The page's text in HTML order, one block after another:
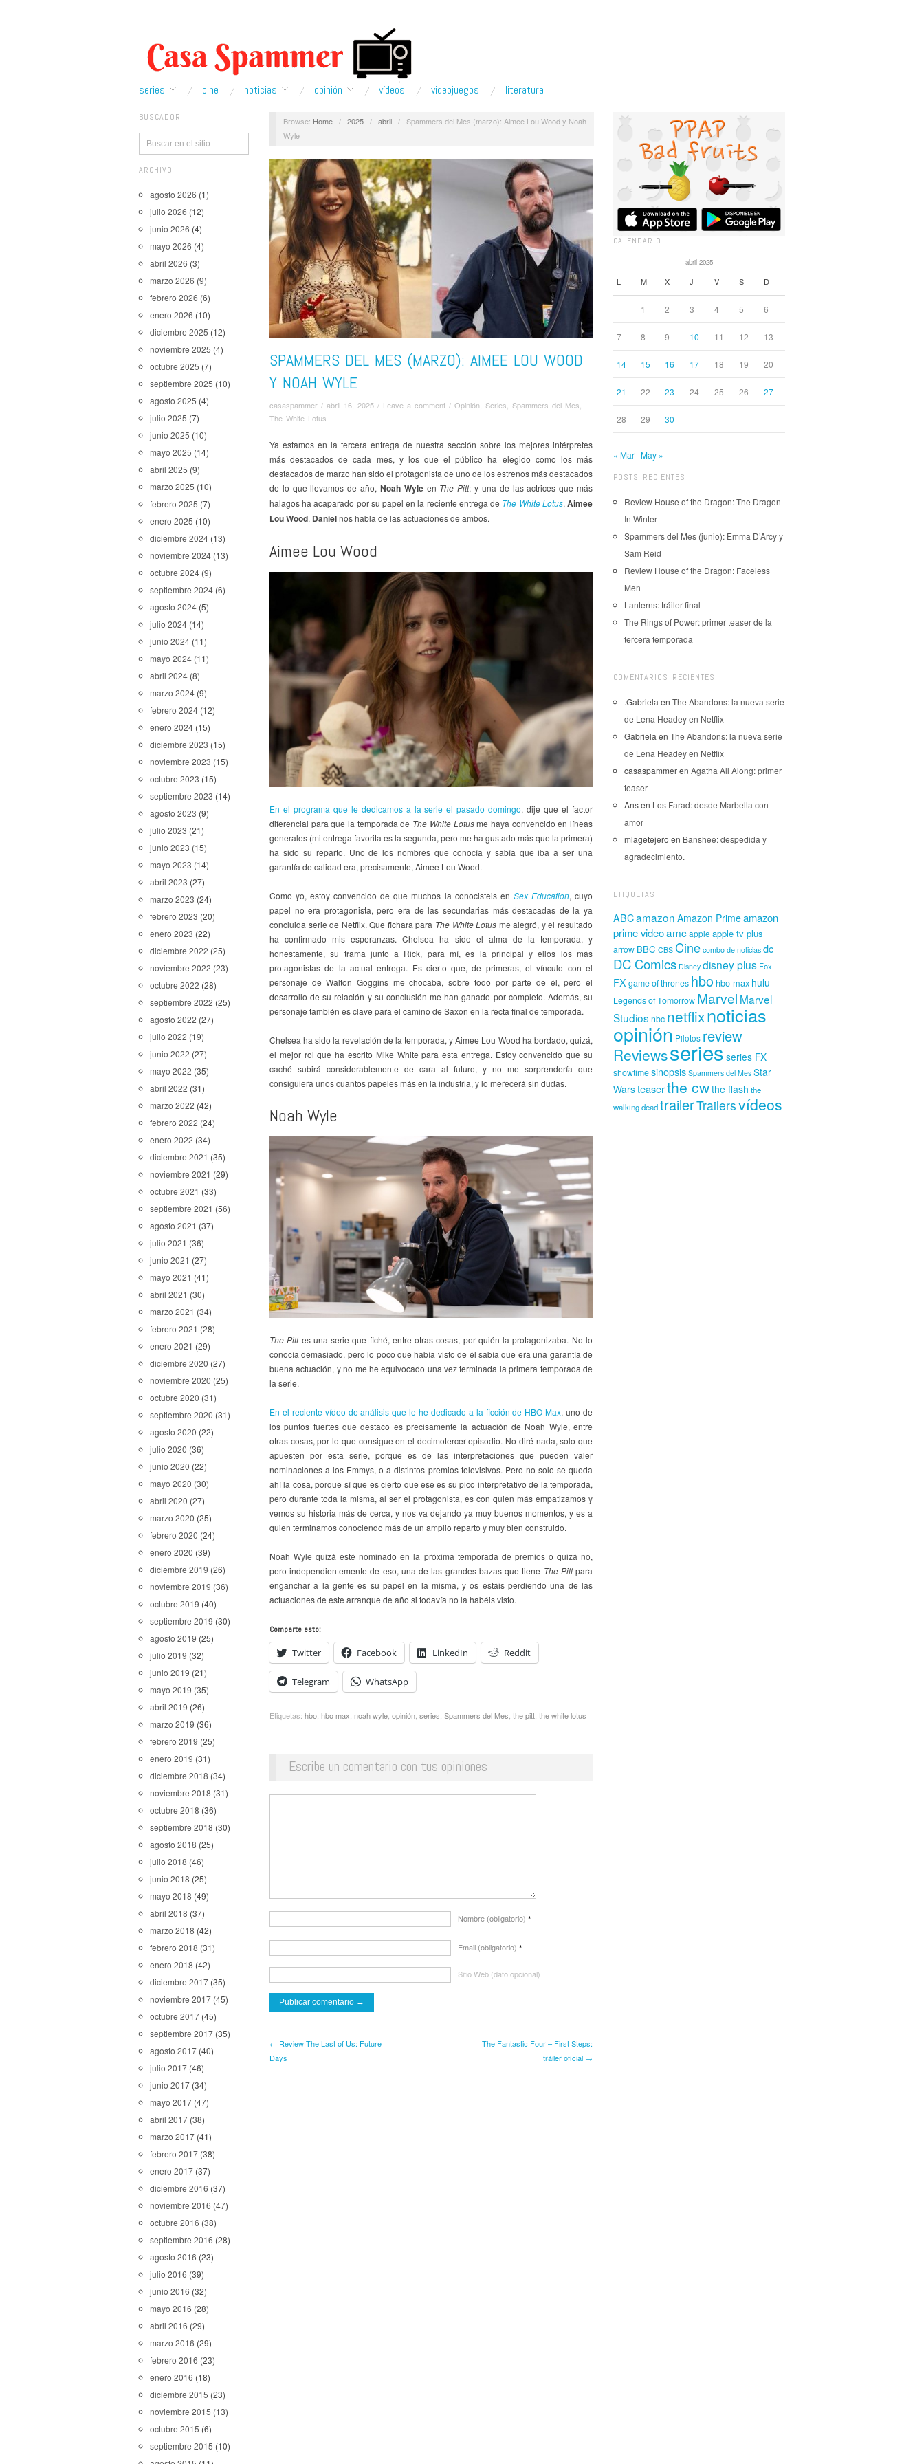
series cine noticias opinión ví­deos videojuegos literatura
BUSCADOR
ARCHIVO
agosto 2026 (1)
julio 2026 (12)
junio 2026 (4)
mayo 2026 (4)
abril 2026 (3)
marzo 2026 (9)
febrero 2026 (6)
enero 2026 (10)
diciembre 2025 (12)
noviembre 2025 (4)
octubre 2025 (7)
septiembre 2025 (10)
agosto 2025 (4)
julio 2025 (7)
junio 2025 (10)
mayo 2025 (14)
abril 2025 (9)
marzo 2025 (10)
febrero 2025 (7)
enero 2025 (10)
diciembre 2024 (13)
noviembre 2024 (13)
octubre 2024 (9)
septiembre 2024 (6)
agosto 2024 (5)
julio 2024 (14)
junio 2024 (11)
mayo 2024 (11)
abril 2024 (8)
marzo 2024 (9)
febrero 2024 (12)
enero 2024 (15)
diciembre 2023 (15)
noviembre 2023 (15)
octubre 2023 (15)
septiembre 2023 (14)
agosto 2023 (9)
julio 2023 (21)
junio 2023 (15)
mayo 2023 (14)
abril 2023 (27)
marzo 2023 (24)
febrero 2023 (20)
enero 2023 (22)
diciembre 2022 (25)
noviembre 2022 (23)
octubre 2022 (28)
septiembre 2022 (25)
agosto 2022 (27)
julio 2022 (19)
junio 2022 (27)
mayo 2022 (35)
abril 2022 (31)
marzo 2022 (42)
febrero 2022 (24)
enero 2022 (34)
diciembre 2021 (35)
noviembre 2021 (29)
octubre 2021 (33)
septiembre 2021 (56)
agosto 2021 (37)
julio 2021 (36)
junio 2021 (27)
mayo 2021 (41)
abril 2021 (30)
marzo 2021 (34)
febrero 2021 (28)
enero 2021 (29)
diciembre 2020 (27)
noviembre 2020 (25)
octubre 2020 (31)
septiembre 2020 (31)
agosto 2020 (22)
julio 2020 (36)
junio 2020 (22)
mayo 2020 (30)
abril 2020 (27)
marzo 2020 (25)
febrero 2020 (24)
enero 2020 (39)
diciembre 2019 (26)
noviembre 2019 (36)
octubre 2019 (40)
septiembre 2019 (30)
agosto 2019 (25)
julio 2019 (32)
junio 2019 (21)
mayo 2019 (35)
abril 2019 (26)
marzo 2019 (36)
febrero 2019 (25)
enero 2019 (31)
diciembre 2018 (34)
noviembre 2018 (31)
octubre 2018 (36)
septiembre 2018 (30)
agosto 2018 (25)
julio 2018 (46)
junio 2018 (25)
mayo 2018 (49)
abril 2018 (37)
marzo 2018 (42)
febrero 2018 (31)
enero 2018 (42)
diciembre 2017 (35)
noviembre 2017 (45)
octubre 2017 (45)
septiembre 2017 (35)
agosto 2017 (40)
julio 2017 (46)
junio 2017 (34)
mayo 2017 (47)
abril 2017 (38)
marzo 2017 (41)
febrero 2017 (38)
enero 2017 (37)
diciembre 2016 (37)
noviembre 2016 (47)
octubre 2016 (38)
septiembre 2016 (28)
agosto 2016 (23)
julio 2016 (39)
junio 2016 (32)
mayo 2016 (28)
abril 2016 (29)
marzo 2016 (29)
febrero 2016 (23)
enero 2016 (18)
diciembre 2015 (23)
noviembre 2015 (13)
octubre 2015 (6)
septiembre 2015 (10)
Browse: Home / 2025 / abril / Spammers del Mes (marzo): Aimee Lou Wood y Noah
Wyle
SPAMMERS DEL MES (MARZO): AIMEE LOU WOOD
Y NOAH WYLE
casaspammer / abril 16, 2025 / Leave a comment / Opinión Series Spammers del Mes
The White Lotus
Ya estamos en la tercera entrega de nuestra sección sobre los mejores intérpretes
más destacados de cada mes, y los que el público ha elegido como los más
destacados de marzo han sido el protagonista de uno de los estrenos más destacados
de lo que llevamos de año, Noah Wyleen The Pitt; y una de las actrices que más
halagos ha acaparado por su papel en la reciente entrega de The White Lotus,Aimee
Lou Wood. Danielnos habla de las actuaciones de ambos.
Aimee Lou Wood
En el programa que le dedicamos a la serie el pasado domingo, dije que el factor
diferencial para que la temporada de The White Lotusme haya convencido en líneas
generales (mi entrega favorita es la segunda, pero me ha gustado más que la primera)
ha sido su reparto. Uno de los nombres que conocía y sabía que iba a ser una
garantía de calidad era, precisamente, Aimee Lou Wood.
Como yo, estoy convencido de que muchos la conocisteis en Sex Education, cuyo
papel no era protagonista, pero era de las secundarias más destacadas de la ya
concluida serie de Netflix. Que fichara para The White Lotus me alegró, y el resultado
ha confirmado mis esperanzas. Chelsea ha sido el alma de la temporada, y
honestamente, su trama junto a Rick, para mí, es la principal y ellos los más
protagonistas de la actual entrega. Es cierto que, de primeras, el vínculo con el
personaje de Walton Goggins me chocaba, sobre todo por parte de él, pero el
desarrollo de su relación y su conclusión me han ganado por completo. Además, su
personaje también es clave para el camino de Saxon en la recta final de temporada.
Chelsea ha sido la revelación de la temporada, y Aimee Lou Wood ha bordado, quizá,
el mejor rol que ha escrito Mike White para esta entrega. Estoy convencido que su
caché subirá considerablemente de cara al futuro, y no me sorprendería que
consiguiera unos cuantos papeles más en la industria, y lo merecerá sin dudas.
Noah Wyle
The Pittes una serie que fiché, entre otras cosas, por quién la protagonizaba. No lo
conocía demasiado, pero lo poco que había visto de él sabía que era una garantía de
buena actuación, y no me he equivocado una vez terminada la primera temporada de
la serie.
En el reciente vídeo de análisis que le he dedicado a la ficción de HBO Max, uno de
los puntos fuertes que destaco es precisamente la actuación de Noah Wyle, entre
otras cosas, por lo que consigue en el decimotercer episodio. No diré nada, solo que
apuesten por esta serie, porque es de las interpretaciones que pueden valer
nominaciones a los Emmys, o a distintos premios televisivos. Pero no solo se queda
ahí la cosa, porque sí que es cierto que ese es su pico interpretativo de la temporada,
pero durante toda la misma, al ser el protagonista, es con quien más empatizamos y
vemos su historia más de cerca, y nos va dejando ya muy buenos momentos, y es a
quien terminamos conociendo más de un amplio reparto y muy bien construido.
Noah Wyle quizá esté nominado en la próxima temporada de premios o quizá no,
pero independientemente de eso, una de las grandes bazas que tiene The Pittpara
enganchar a la gente es su papel en la misma, y os estáis perdiendo una de las
actuaciones de este arranque de año si todavía no la habéis visto.
Comparte esto:
Twitter Facebook LinkedIn Reddit
Telegram WhatsApp
Etiquetas: hbo, hbo max, noah wyle, opinión, series, Spammers del Mes, the pitt, the white lotus
Escribe un comentario con tus opiniones
Nombre (obligatorio) *
Email (obligatorio) *
Sitio Web (dato opcional)
← Review The Last of Us: Future
Days
The Fantastic Four – First Steps:
tráiler oficial →
CALENDARIO
abril 2025
L M X J V S D
1 2 3 4 5 6
7 8 9 10 11 12 13
14 15 16 17 18 19 20
21 22 23 24 25 26 27
28 29 30
« Mar May »
POSTS RECIENTES
Review House of the Dragon: The Dragon
In Winter
Spammers del Mes (junio): Emma D’Arcy y
Sam Reid
Review House of the Dragon: Faceless
Men
Lanterns: tráiler final
The Rings of Power: primer teaser de la
tercera temporada
COMENTARIOS RECIENTES
.Gabriela en The Abandons: la nueva serie
de Lena Headey en Netflix
Gabriela en The Abandons: la nueva serie
de Lena Headey en Netflix
casaspammeren Agatha All Along: primer
teaser
Ansen Los Farad: desde Marbella con
amor
mlagetejero en Banshee: despedida y
agradecimiento.
ETIQUETAS
ABCamazon Amazon Primeamazon
prime videoamcapple apple tv plus
arrow BBC CBS Cine combo de noticias dc
DC Comics Disney disney plus Fox
FX game of thrones hbo hbo max hulu
Legends of Tomorrow Marvel Marvel
Studios nbc netflixnoticias
opinión Pilotos review
Reviewsseries series FX
showtimesinopsis Spammers del Mes Star
Warsteaserthe cwthe flash the
walking deadtrailerTrailersvídeos